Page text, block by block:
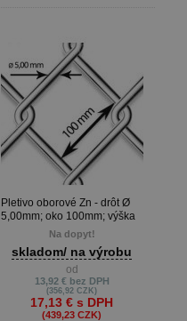
Pletivo oborové Zn - drôt Ø
5,00mm; oko 100mm; výška
Na dopyt!
skladom/ na výrobu
od
13,92 € bez DPH
(356,92 CZK)
17,13 € s DPH
(439,23 CZK)